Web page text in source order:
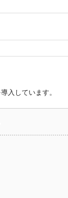
入しています。